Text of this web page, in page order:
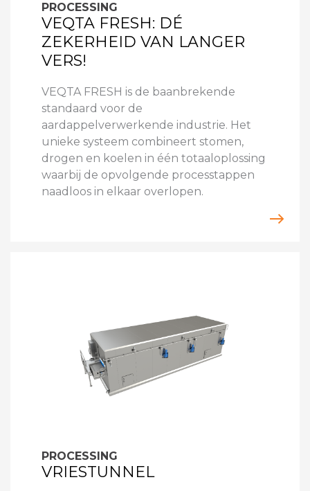
PROCESSING
VEQTA FRESH: DÉ
ZEKERHEID VAN LANGER
VERS!
VEQTA FRESH is de baanbrekende
standaard voor de
aardappelverwerkende industrie. Het
unieke systeem combineert stomen,
drogen en koelen in één totaaloplossing
waarbij de opvolgende processtappen
naadloos in elkaar overlopen.
PROCESSING
VRIESTUNNEL